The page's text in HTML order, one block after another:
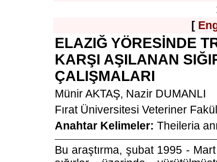
[
ELAZIĞ YÖRESİNDE
KARŞI AŞILANAN
ÇALIŞMALARI
Münir AKTAŞ, Nazir DUMANLI
Fırat Üniversitesi Veteriner
Anahtar Kelimeler: Theileria
Bu araştırma, şubat 1995 -